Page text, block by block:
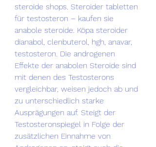
steroide shops. Steroider tabletten
für testosteron – kaufen sie
anabole steroide. Köpa steroider
dianabol, clenbuterol, hgh, anavar,
testosteron. Die androgenen
Effekte der anabolen Steroide sind
mit denen des Testosterons
vergleichbar, weisen jedoch ab und
zu unterschiedlich starke
Ausprägungen auf. Steigt der
Testosteronspiegel in Folge der
zusätzlichen Einnahme von